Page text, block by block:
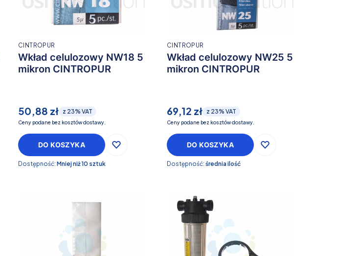
Wkład celulozowy NW18 5
mikron CINTROPUR
CINTROPUR
50,88 zł z 23% VAT
Ceny podane bez kosztów dostawy.
DO KOSZYKA
Dostępność: Mniej niż 10 sztuk
Wkład celulozowy NW25 5
mikron CINTROPUR
CINTROPUR
69,12 zł z 23% VAT
Ceny podane bez kosztów dostawy.
DO KOSZYKA
Dostępność: średnia ilość